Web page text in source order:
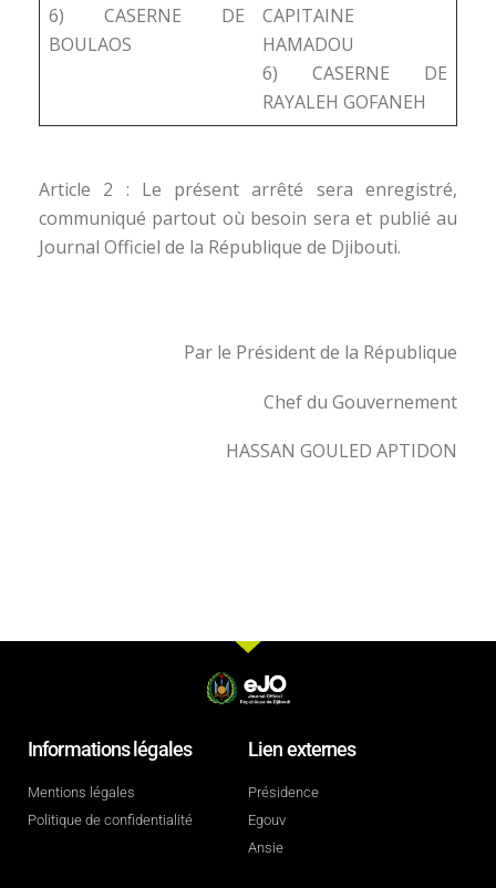
6) CASERNE DE
BOULAOS
CAPITAINE
HAMADOU
6) CASERNE DE
RAYALEH GOFANEH
Article 2 : Le présent arrêté sera enregistré,
communiqué partout où besoin sera et publié au
Journal Officiel de la République de Djibouti.
Par le Président de la République
Chef du Gouvernement
HASSAN GOULED APTIDON
Informations légales
Mentions légales
Politique de confidentialité
Lien externes
Présidence
Egouv
Ansie